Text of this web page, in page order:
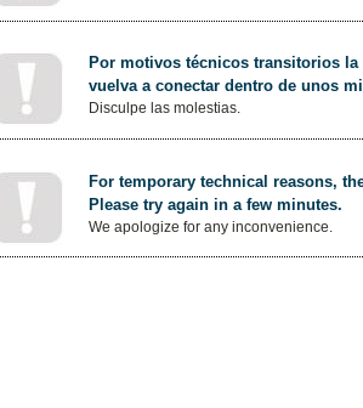
Por motivos técnicos transitorios
vuelva a conectar dentro de unos
Disculpe las molestias.
For temporary technical reasons,
Please try again in a few minutes.
We apologize for any inconvenience.